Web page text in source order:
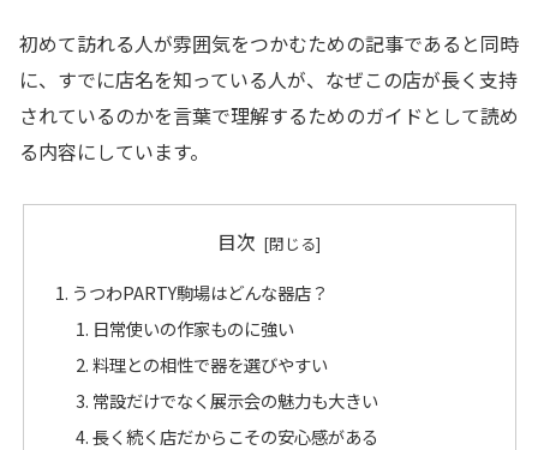
初めて訪れる人が雰囲気をつかむための記事であると同時
に、すでに店名を知っている人が、なぜこの店が長く支持
されているのかを言葉で理解するためのガイドとして読め
る内容にしています。
目次
うつわPARTY駒場はどんな器店？
日常使いの作家ものに強い
料理との相性で器を選びやすい
常設だけでなく展示会の魅力も大きい
長く続く店だからこその安心感がある